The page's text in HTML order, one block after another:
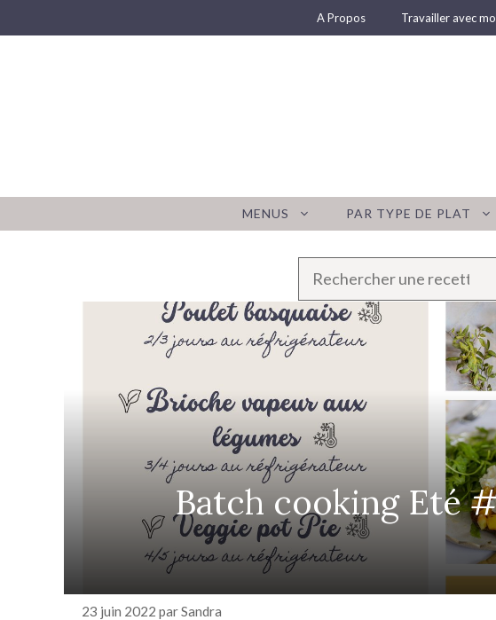
au
A Propos Travailler avec
MENUS PAR TYPE DE PLAT
e
c
h
r
h
r
Batch cooking Eté
23 juin 2022 parSandra